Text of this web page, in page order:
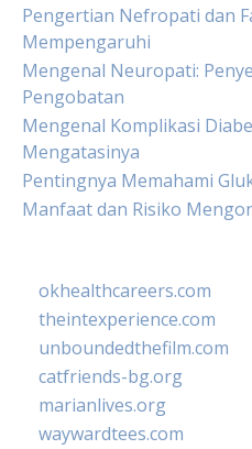
Pengertian Nefropati dan
Mempengaruhi
Mengenal Neuropati:
Pengobatan
Mengenal Komplikasi
Mengatasinya
Pentingnya Memahami
Manfaat dan Risiko
okhealthcareers.com
theintexperience.com
unboundedthefilm.com
catfriends-bg.org
marianlives.org
waywardtees.com